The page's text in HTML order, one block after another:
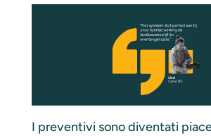
I preventivi sono diventati